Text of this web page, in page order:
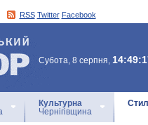
RSS Twitter Facebook
Субота, 8 серпня,
Культурна
Чернігівщина